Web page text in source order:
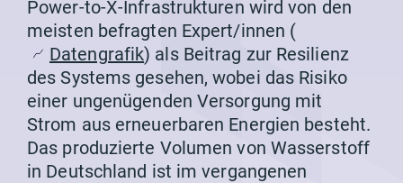
Power-to-X-Infrastrukturen wird von den
meisten befragten Expert/innen (
Datengrafik) als Beitrag zur Resilienz
des Systems gesehen, wobei das Risiko
einer ungenügenden Versorgung mit
Strom aus erneuerbaren Energien besteht.
Das produzierte Volumen von Wasserstoff
in Deutschland ist im vergangenen